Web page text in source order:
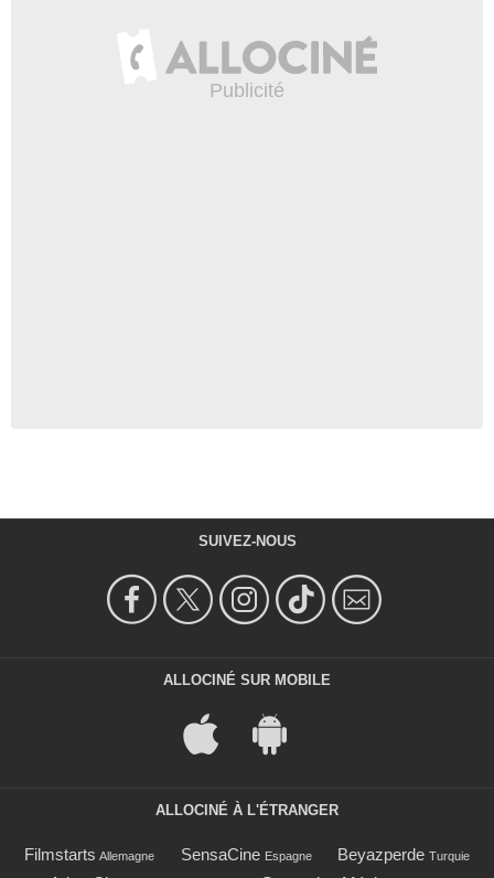
SUIVEZ-NOUS
ALLOCINÉ SUR MOBILE
ALLOCINÉ À L'ÉTRANGER
Filmstarts Allemagne SensaCine Espagne Beyazperde Turquie